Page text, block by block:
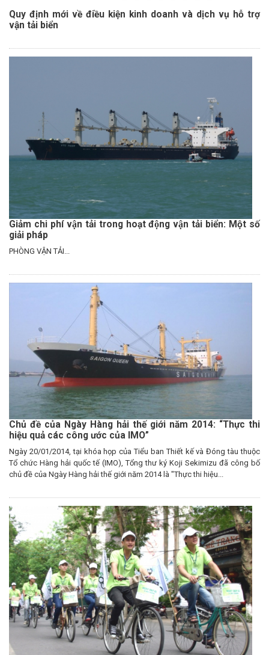
Quy định mới về điều kiện kinh doanh và dịch vụ hỗ trợ
vận tải biển
Giảm chi phí vận tải trong hoạt động vận tải biển: Một số
giải pháp
PHÒNG VẬN TẢI...
Chủ đề của Ngày Hàng hải thế giới năm 2014: “Thực thi
hiệu quả các công ước của IMO”
Ngày 20/01/2014, tại khóa họp của Tiểu ban Thiết kế và Đóng tàu thuộc
Tổ chức Hàng hải quốc tế (IMO), Tổng thư ký Koji Sekimizu đã công bố
chủ đề của Ngày Hàng hải thế giới năm 2014 là "Thực thi hiệu...